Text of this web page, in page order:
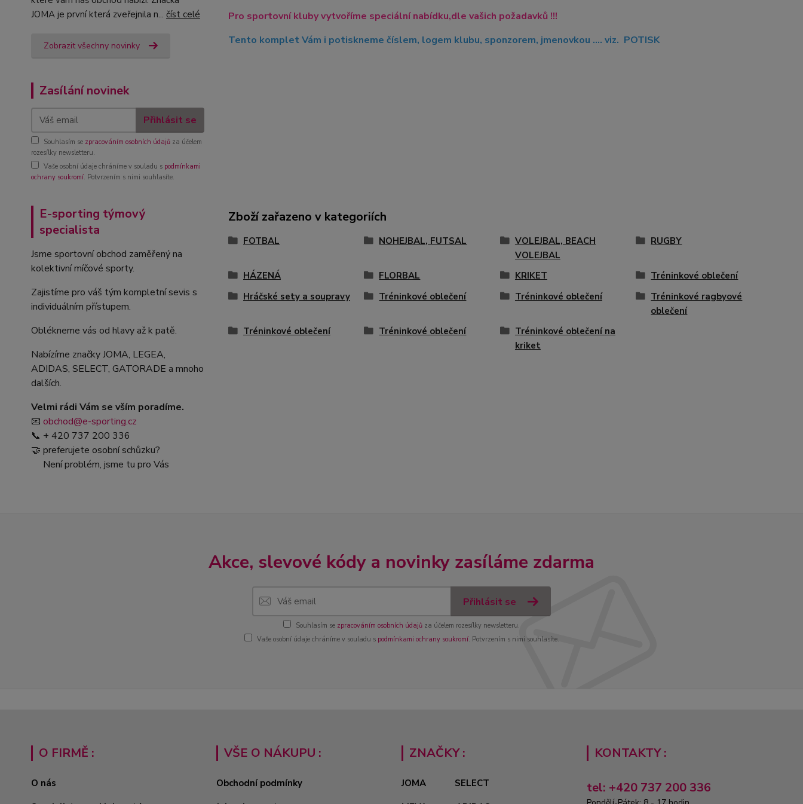
JOMA je první která zveřejnila n... číst celé
Zobrazit všechny novinky
Zasílání novinek
Přihlásit se
Souhlasím se zpracováním osobních údajů za účelem
rozesílky newsletteru.
Vaše osobní údaje chráníme v souladu s podmínkami
ochrany soukromí. Potvrzením s nimi souhlasíte.
E-sporting týmový
specialista
Jsme sportovní obchod zaměřený na
kolektivní míčové sporty.
Zajistíme pro váš tým kompletní sevis s
individuálním přístupem.
Oblékneme vás od hlavy až k patě.
Nabízíme značky JOMA, LEGEA,
ADIDAS, SELECT, GATORADE a mnoho
dalších.
Velmi rádi Vám se vším poradíme.
📧 obchod@e-sporting.cz
📞 + 420 737 200 336
🤝 preferujete osobní schůzku?
Není problém, jsme tu pro Vás
Pro sportovní kluby vytvoříme speciální nabídku,dle vašich požadavků !!!
Tento komplet Vám i potiskneme číslem, logem klubu, sponzorem, jmenovkou .... viz. POTISK
Zboží zařazeno v kategoriích
FOTBAL NOHEJBAL, FUTSAL
VOLEJBAL, BEACH
VOLEJBAL
RUGBY
HÁZENÁ FLORBAL KRIKET
Tréninkové oblečení
Hráčské sety a soupravy
Tréninkové oblečení Tréninkové oblečení
Tréninkové ragbyové
oblečení
Tréninkové oblečení
Tréninkové oblečení
Tréninkové oblečení na
kriket
Akce, slevové kódy a novinky zasíláme zdarma
Přihlásit se
Souhlasím se zpracováním osobních údajů za účelem rozesílky newsletteru.
Vaše osobní údaje chráníme v souladu s podmínkami ochrany soukromí. Potvrzením s nimi souhlasíte.
O FIRMĚ :
O nás
VŠE O NÁKUPU :
Obchodní podmínky
ZNAČKY :
JOMA
SELECT
KONTAKTY :
tel: +420 737 200 336